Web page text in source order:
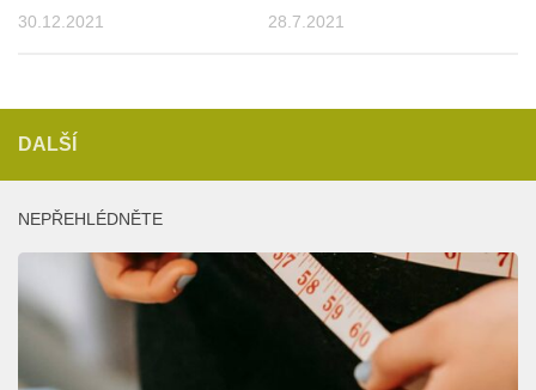
30.12.2021 28.7.2021
DALŠÍ
NEPŘEHLÉDNĚTE